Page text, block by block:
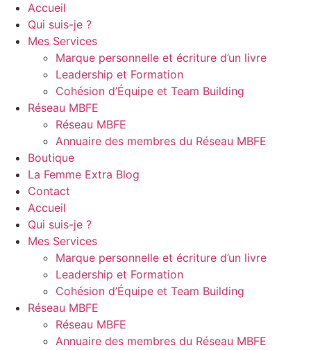
Accueil
Qui suis-je ?
Mes Services
Marque personnelle et écriture d’un livre
Leadership et Formation
Cohésion d’Équipe et Team Building
Réseau MBFE
Réseau MBFE
Annuaire des membres du Réseau MBFE
Boutique
La Femme Extra Blog
Contact
Accueil
Qui suis-je ?
Mes Services
Marque personnelle et écriture d’un livre
Leadership et Formation
Cohésion d’Équipe et Team Building
Réseau MBFE
Réseau MBFE
Annuaire des membres du Réseau MBFE